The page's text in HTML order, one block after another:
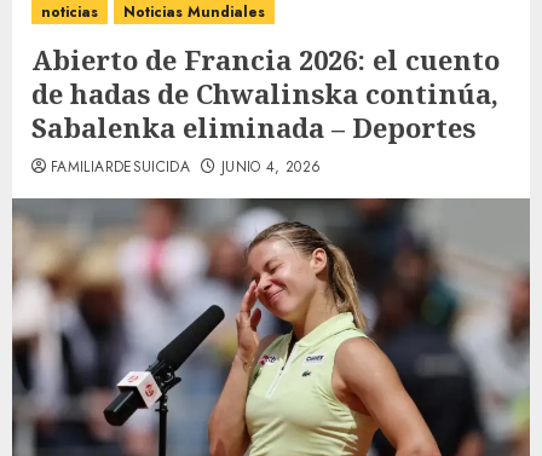
noticias Noticias Mundiales
Abierto de Francia 2026: el cuento
de hadas de Chwalinska continúa,
Sabalenka eliminada – Deportes
FAMILIARDESUICIDA JUNIO 4, 2026